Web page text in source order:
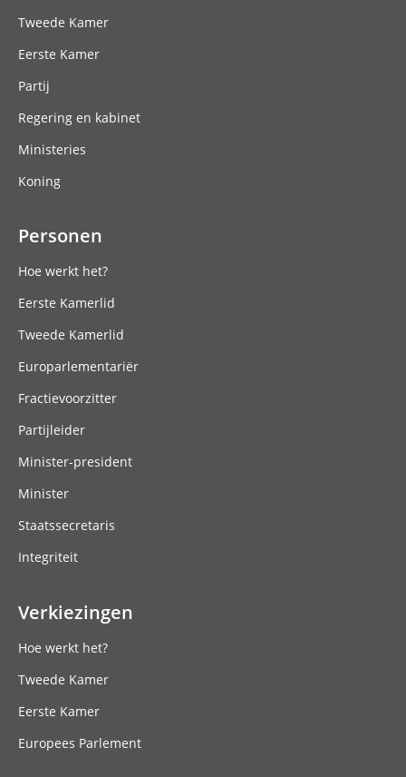
Tweede Kamer
Eerste Kamer
Partij
Regering en kabinet
Ministeries
Koning
Personen
Hoe werkt het?
Eerste Kamerlid
Tweede Kamerlid
Europarlementariër
Fractievoorzitter
Partijleider
Minister-president
Minister
Staatssecretaris
Integriteit
Verkiezingen
Hoe werkt het?
Tweede Kamer
Eerste Kamer
Europees Parlement